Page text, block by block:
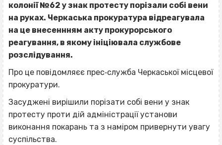
колонії №62 у знак протесту порізали собі вени
на руках. Черкаська прокуратура відреагувала
на це внесеннням акту прокурорського
реагування, в якому ініціювала службове
розслідування.
Про це повідомляєє прес‐служба Черкаської місцевої
прокуратури.
Засуджені вирішили порізати собі вени у знак
протесту проти дій адміністрації установи
виконання покарань та з наміром привернути увагу
суспільства.